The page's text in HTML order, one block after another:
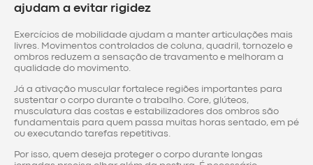
ajudam a evitar rigidez
Exercícios de mobilidade ajudam a manter articulações mais
livres. Movimentos controlados de coluna, quadril, tornozelo e
ombros reduzem a sensação de travamento e melhoram a
qualidade do movimento.
Já a ativação muscular fortalece regiões importantes para
sustentar o corpo durante o trabalho. Core, glúteos,
musculatura das costas e estabilizadores dos ombros são
fundamentais para quem passa muitas horas sentado, em pé
ou executando tarefas repetitivas.
Por isso, quem deseja proteger o corpo durante longas